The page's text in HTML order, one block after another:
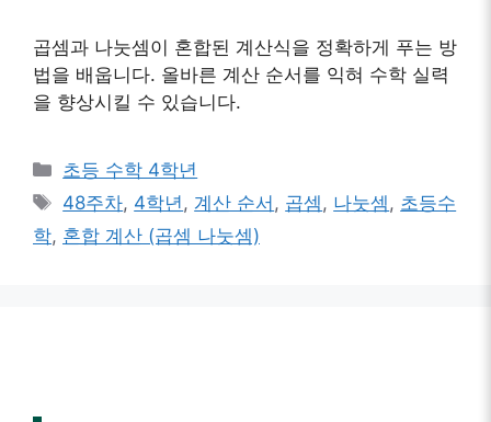
곱셈과 나눗셈이 혼합된 계산식을 정확하게 푸는 방
법을 배웁니다. 올바른 계산 순서를 익혀 수학 실력
을 향상시킬 수 있습니다.
카
테
리
초등 수학 4학년
태
그
48주차, 4학년, 계산 순서 , 곱셈, 나눗셈, 초등수
학, 혼합 계산 (곱셈 나눗셈)